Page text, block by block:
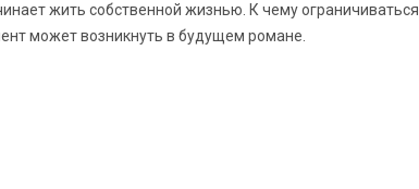
жить собственной жизнью. К чему ограничиваться
может возникнуть в будущем романе.